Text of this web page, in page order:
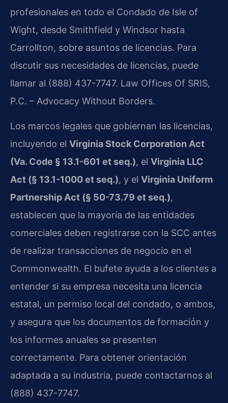
profesionales en todo el Condado de Isle of
Wight, desde Smithfield y Windsor hasta
Carrollton, sobre asuntos de licencias. Para
discutir sus necesidades de licencias, puede
llamar al (888) 437-7747. Law Offices Of SRIS,
P.C. – Advocacy Without Borders.
Los marcos legales que gobiernan las licencias,
incluyendo el Virginia Stock Corporation Act
(Va. Code § 13.1-601 et seq.), el Virginia LLC
Act (§ 13.1-1000 et seq.), y el Virginia Uniform
Partnership Act (§ 50-73.79 et seq.),
establecen que la mayoría de las entidades
comerciales deben registrarse con la SCC antes
de realizar transacciones de negocio en el
Commonwealth. El bufete ayuda a los clientes a
entender si su empresa necesita una licencia
estatal, un permiso local del condado, o ambos,
y asegura que los documentos de formación y
los informes anuales se presenten
correctamente. Para obtener orientación
adaptada a su industria, puede contactarnos al
(888) 437-7747.